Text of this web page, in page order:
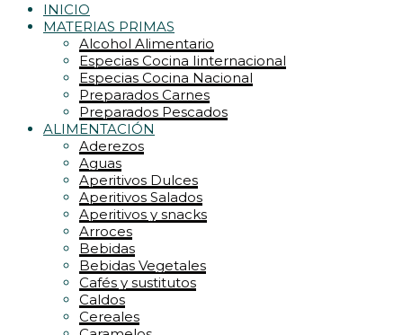
INICIO
MATERIAS PRIMAS
Alcohol Alimentario
Especias Cocina Iinternacional
Especias Cocina Nacional
Preparados Carnes
Preparados Pescados
ALIMENTACIÓN
Aderezos
Aguas
Aperitivos Dulces
Aperitivos Salados
Aperitivos y snacks
Arroces
Bebidas
Bebidas Vegetales
Cafés y sustitutos
Caldos
Cereales